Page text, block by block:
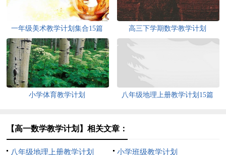
一年级美术教学计划集合15篇 高三下学期数学教学计划
小学体育教学计划 八年级地理上册教学计划15篇
【高一数学教学计划】相关文章：
八年级地理上册教学计划 小学班级教学计划